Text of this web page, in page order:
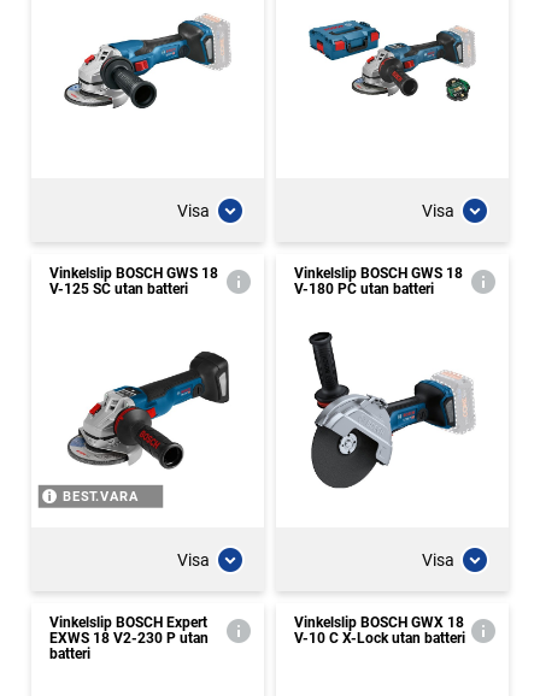
Visa Visa
Vinkelslip BOSCH GWS 18
V-125 SC utan batteri
BEST.VARA
Visa
Vinkelslip BOSCH GWS 18
V-180 PC utan batteri
Visa
Vinkelslip BOSCH Expert
EXWS 18 V2-230 P utan
batteri
Vinkelslip BOSCH GWX 18
V-10 C X-Lock utan batteri